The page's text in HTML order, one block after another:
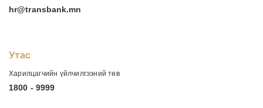
hr@transbank.mn
Утас
Харилцагчийн үйлчилгээний төв
1800 - 9999